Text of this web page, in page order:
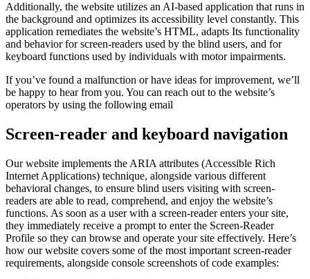
Additionally, the website utilizes an AI-based application that runs in
the background and optimizes its accessibility level constantly. This
application remediates the website’s HTML, adapts Its functionality
and behavior for screen-readers used by the blind users, and for
keyboard functions used by individuals with motor impairments.
If you’ve found a malfunction or have ideas for improvement, we’ll
be happy to hear from you. You can reach out to the website’s
operators by using the following email
Screen-reader and keyboard navigation
Our website implements the ARIA attributes (Accessible Rich
Internet Applications) technique, alongside various different
behavioral changes, to ensure blind users visiting with screen-
readers are able to read, comprehend, and enjoy the website’s
functions. As soon as a user with a screen-reader enters your site,
they immediately receive a prompt to enter the Screen-Reader
Profile so they can browse and operate your site effectively. Here’s
how our website covers some of the most important screen-reader
requirements, alongside console screenshots of code examples: